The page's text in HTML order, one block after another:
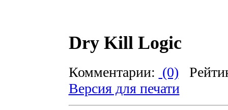
Dry Kill Logic
Комментарии: (0)
Версия для печати